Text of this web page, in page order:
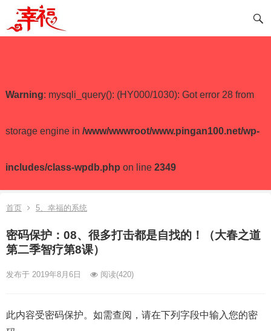
Warning: mysqli_query(): (HY000/1030): Got error 28 from
storage engine in /www/wwwroot/www.pingan100.net/wp-
includes/class-wpdb.php on line 2349
首页 5、幸福的系统
密码保护：08、很多打击都是自找的！（大春之道
第二季智疗第8课）
发布于 2019年8月6日 阅读(420)
此内容受密码保护。如需查阅，请在下列字段中输入您的密